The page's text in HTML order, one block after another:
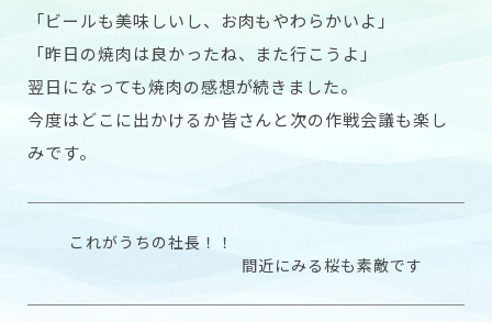
「ビールも美味しいし、お肉もやわらかいよ」
「昨日の焼肉は良かったね、また行こうよ」
翌日になっても焼肉の感想が続きました。
今度はどこに出かけるか皆さんと次の作戦会議も楽し
みです。
これがうちの社長！！
間近にみる桜も素敵です